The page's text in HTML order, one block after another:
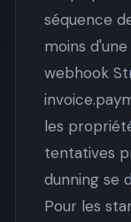
séquence
moins
webhook
les
tentatives
dunning se
Pour les